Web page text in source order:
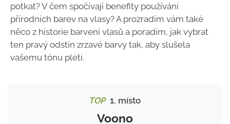
potkat? V čem spočívají benefity používání
přírodních barev na vlasy? A prozradím vám také
něco z historie barvení vlasů a poradím, jak vybrat
ten pravý odstín zrzavé barvy tak, aby slušela
vašemu tónu pleti.
TOP1. místo
Voono